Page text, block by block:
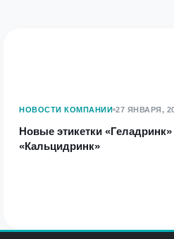
НОВОСТИ КОМПАНИИ 27 ЯНВАРЯ,
Новые этикетки «Геладринк»
«Кальцидринк»